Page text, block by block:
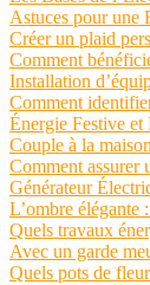
Astuces pour une
Créer un plaid
Comment
Installation
Comment
Énergie Festive et
Couple à la
Comment assurer
Générateur
L’ombre élégante
Quels travaux
Avec un garde
Quels pots de